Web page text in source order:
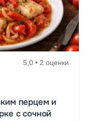
5,0 • 2 оценки
перцем и
с сочной